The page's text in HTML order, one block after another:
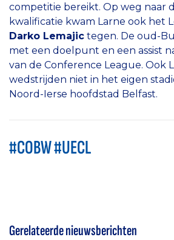
competitie bereikt. Op weg naar
kwalificatie kwam Larne ook het
Darko Lemajic tegen. De oud-
met een doelpunt en een assist
van de Conference League. Ook
wedstrijden niet in het eigen
Noord-Ierse hoofdstad Belfast.
#COBW #UECL
Gerelateerde nieuwsberichten